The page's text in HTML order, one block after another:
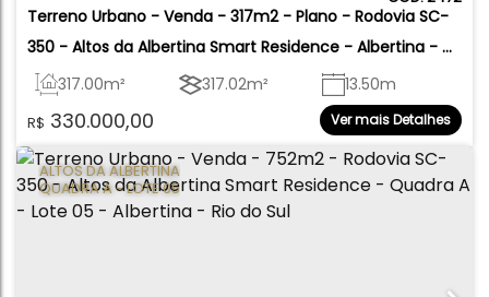
Terreno Urbano - Venda - 317m2 - Plano - Rodovia SC-
350 - Altos da Albertina Smart Residence - Albertina -
Rio do Sul
R$ 330.000,00
317.00m² 317.02m² 13.50m
13.50m 22.63m
Ver mais Detalhes
ALTOS DA ALBERTINA
QUADRA A - LOTE 05